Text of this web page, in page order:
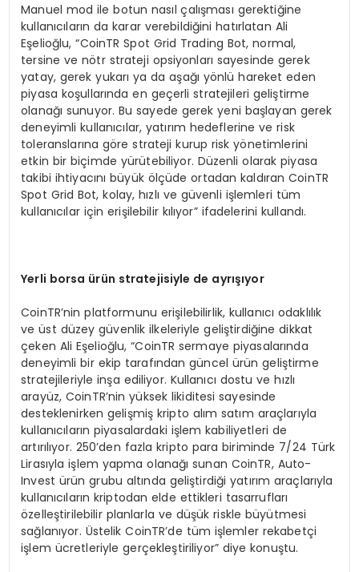
Manuel mod ile botun nasıl çalışması gerektiğine
kullanıcıların da karar verebildiğini hatırlatan Ali
Eşelioğlu, “CoinTR Spot Grid Trading Bot, normal,
tersine ve nötr strateji opsiyonları sayesinde gerek
yatay, gerek yukarı ya da aşağı yönlü hareket eden
piyasa koşullarında en geçerli stratejileri geliştirme
olanağı sunuyor. Bu sayede gerek yeni başlayan gerek
deneyimli kullanıcılar, yatırım hedeflerine ve risk
toleranslarına göre strateji kurup risk yönetimlerini
etkin bir biçimde yürütebiliyor. Düzenli olarak piyasa
takibi ihtiyacını büyük ölçüde ortadan kaldıran CoinTR
Spot Grid Bot, kolay, hızlı ve güvenli işlemleri tüm
kullanıcılar için erişilebilir kılıyor” ifadelerini kullandı.
Yerli borsa ürün stratejisiyle de ayrışıyor
CoinTR’nin platformunu erişilebilirlik, kullanıcı odaklılık
ve üst düzey güvenlik ilkeleriyle geliştirdiğine dikkat
çeken Ali Eşelioğlu, “CoinTR sermaye piyasalarında
deneyimli bir ekip tarafından güncel ürün geliştirme
stratejileriyle inşa ediliyor. Kullanıcı dostu ve hızlı
arayüz, CoinTR’nin yüksek likiditesi sayesinde
desteklenirken gelişmiş kripto alım satım araçlarıyla
kullanıcıların piyasalardaki işlem kabiliyetleri de
artırılıyor. 250’den fazla kripto para biriminde 7/24 Türk
Lirasıyla işlem yapma olanağı sunan CoinTR, Auto-
Invest ürün grubu altında geliştirdiği yatırım araçlarıyla
kullanıcıların kriptodan elde ettikleri tasarrufları
özelleştirilebilir planlarla ve düşük riskle büyütmesi
sağlanıyor. Üstelik CoinTR’de tüm işlemler rekabetçi
işlem ücretleriyle gerçekleştiriliyor” diye konuştu.